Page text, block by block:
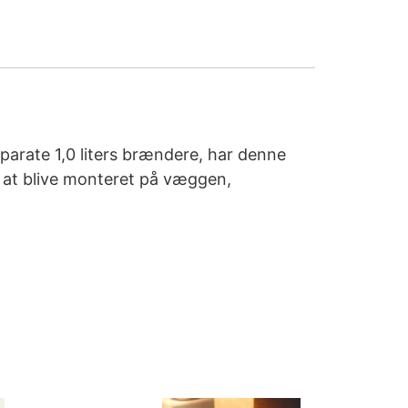
1,0 liters brændere, har denne
blive monteret på væggen,